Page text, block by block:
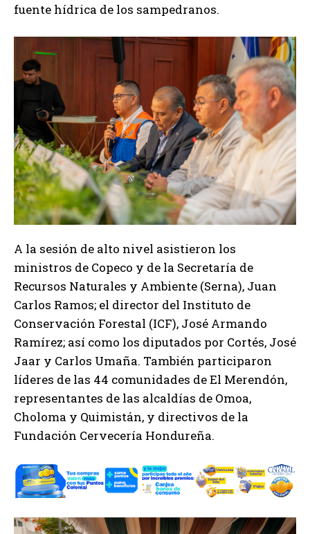
fuente hídrica de los sampedranos.
A la sesión de alto nivel asistieron los
ministros de Copeco y de la Secretaría de
Recursos Naturales y Ambiente (Serna), Juan
Carlos Ramos; el director del Instituto de
Conservación Forestal (ICF), José Armando
Ramírez; así como los diputados por Cortés, José
Jaar y Carlos Umaña. También participaron
líderes de las 44 comunidades de El Merendón,
representantes de las alcaldías de Omoa,
Choloma y Quimistán, y directivos de la
Fundación Cervecería Hondureña.